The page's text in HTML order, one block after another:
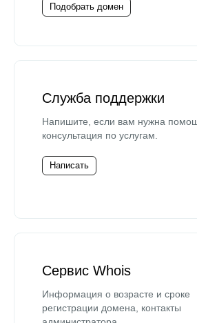
Подобрать домен
Служба поддержки
Напишите, если вам нужна
консультация по услугам.
Написать
Сервис Whois
Информация о возрасте и сроке
регистрации домена, контакты